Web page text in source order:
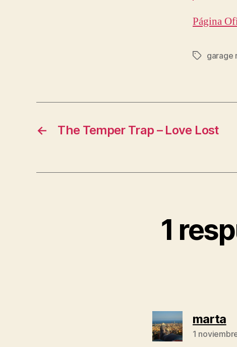
Página
Etiquetas
garage
← The Temper Trap – Love Lost
1
marta
1